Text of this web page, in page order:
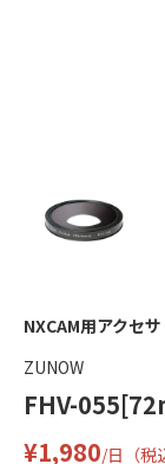
NXCAM用アクセ
ZUNOW
FHV-
¥1,980/日（税